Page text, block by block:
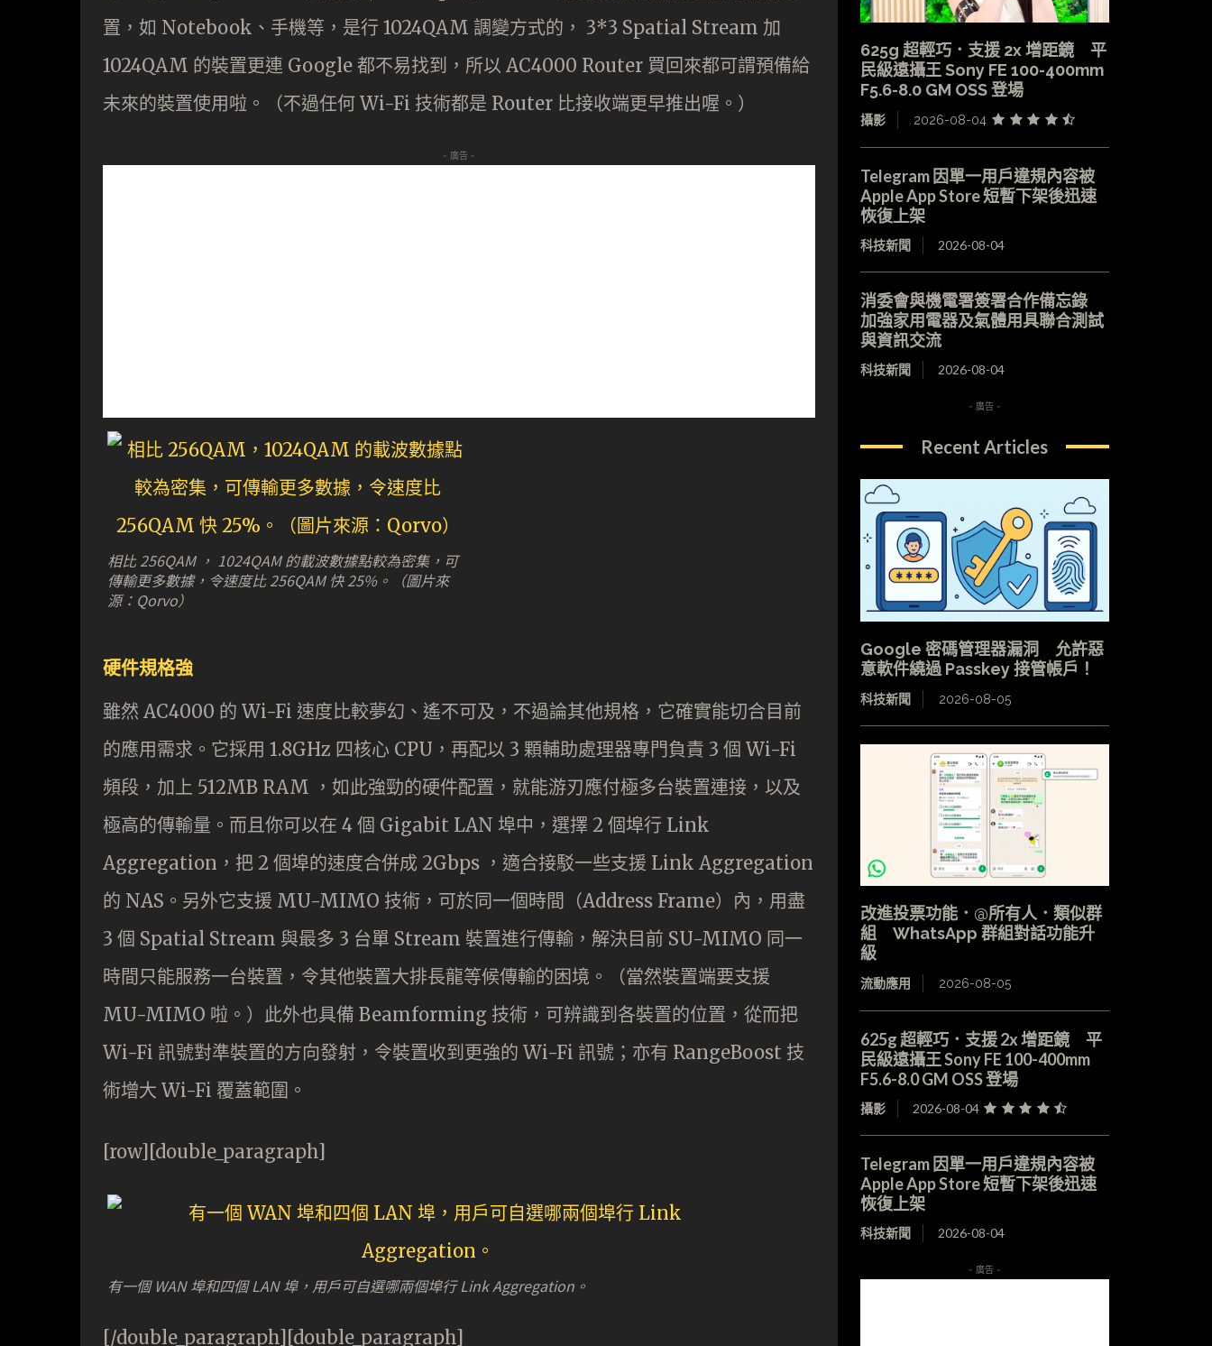
置，如 Notebook、手機等，是行 1024QAM 調變方式的， 3*3 Spatial Stream 加
1024QAM 的裝置更連 Google 都不易找到，所以 AC4000 Router 買回來都可謂預備給
未來的裝置使用啦。（不過任何 Wi-Fi 技術都是 Router 比接收端更早推出喔。）
- 廣告 -
相比 256QAM ， 1024QAM 的載波數據點較為密集，可
傳輸更多數據，令速度比 256QAM 快 25%。（圖片來
源：Qorvo）
硬件規格強
雖然 AC4000 的 Wi-Fi 速度比較夢幻、遙不可及，不過論其他規格，它確實能切合目前
的應用需求。它採用 1.8GHz 四核心 CPU，再配以 3 顆輔助處理器專門負責 3 個 Wi-Fi
頻段，加上 512MB RAM ，如此強勁的硬件配置，就能游刃應付極多台裝置連接，以及
極高的傳輸量。而且你可以在 4 個 Gigabit LAN 埠中，選擇 2 個埠行 Link
Aggregation，把 2 個埠的速度合併成 2Gbps ，適合接駁一些支援 Link Aggregation
的 NAS。另外它支援 MU-MIMO 技術，可於同一個時間（Address Frame）內，用盡
3 個 Spatial Stream 與最多 3 台單 Stream 裝置進行傳輸，解決目前 SU-MIMO 同一
時間只能服務一台裝置，令其他裝置大排長龍等候傳輸的困境。（當然裝置端要支援
MU-MIMO 啦。）此外也具備 Beamforming 技術，可辨識到各裝置的位置，從而把
Wi-Fi 訊號對準裝置的方向發射，令裝置收到更強的 Wi-Fi 訊號；亦有 RangeBoost 技
術增大 Wi-Fi 覆蓋範圍。
[row][double_paragraph]
有一個 WAN 埠和四個 LAN 埠，用戶可自選哪兩個埠行 Link Aggregation。
[/double_paragraph][double_paragraph]
625g 超輕巧．支援 2x 增距鏡 平
民級遠攝王 Sony FE 100-400mm
F5.6-8.0 GM OSS 登場
攝影 2026-08-04
Telegram 因單一用戶違規內容被
Apple App Store 短暫下架後迅速
恢復上架
科技新聞 2026-08-04
消委會與機電署簽署合作備忘錄
加強家用電器及氣體用具聯合測試
與資訊交流
科技新聞 2026-08-04
- 廣告 -
Recent Articles
Google 密碼管理器漏洞 允許惡
意軟件繞過 Passkey 接管帳戶！
科技新聞 2026-08-05
改進投票功能．@所有人．類似群
組 WhatsApp 群組對話功能升
級
流動應用 2026-08-05
625g 超輕巧．支援 2x 增距鏡 平
民級遠攝王 Sony FE 100-400mm
F5.6-8.0 GM OSS 登場
攝影 2026-08-04
Telegram 因單一用戶違規內容被
Apple App Store 短暫下架後迅速
恢復上架
科技新聞 2026-08-04
- 廣告 -